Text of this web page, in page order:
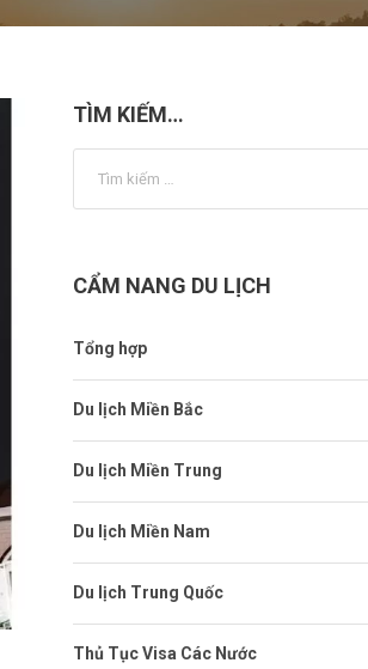
TÌM KIẾM…
CẨM NANG DU LỊCH
Tổng hợp
Du lịch Miền Bắc
Du lịch Miền Trung
Du lịch Miền Nam
Du lịch Trung Quốc
Thủ Tục Visa Các Nước